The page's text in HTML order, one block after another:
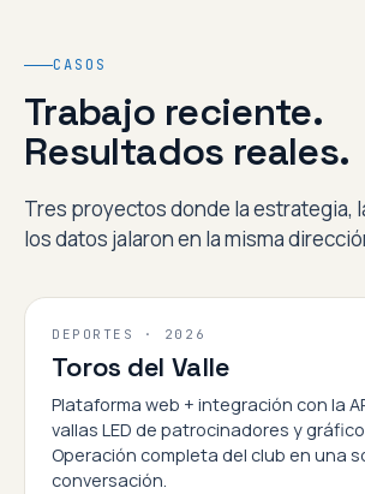
CASOS
Trabajo reciente.
Resultados reales.
Tres proyectos donde la estrategia,
los datos jalaron en la misma
DEPORTES · 2026
Toros del Valle
Plataforma web + integración con la
vallas LED de patrocinadores y
Operación completa del club en una
conversación.